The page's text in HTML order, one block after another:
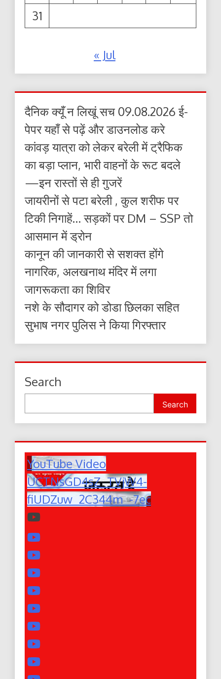
31
« Jul
दैनिक क्यूँ न लिखूं सच 09.08.2026 ई-
पेपर यहाँ से पढ़ें और डाउनलोड करे
कांवड़ यात्रा को लेकर बरेली में ट्रैफिक
का बड़ा प्लान, भारी वाहनों के रूट बदले
—इन रास्तों से ही गुजरें
जायरीनों से पटा बरेली , कुल शरीफ पर
टिकी निगाहें… सड़कों पर DM – SSP तो
आसमान में ड्रोन
कानून की जानकारी से सशक्त होंगे
नागरिक, अलखनाथ मंदिर में लगा
जागरूकता का शिविर
नशे के सौदागर को डोडा छिलका सहित
सुभाष नगर पुलिस ने किया गिरफ्तार
Search
Search
YouTube Video
UCTNsGD4sZ_TVjW4-
fiUDZuw_2C344m_-7ec